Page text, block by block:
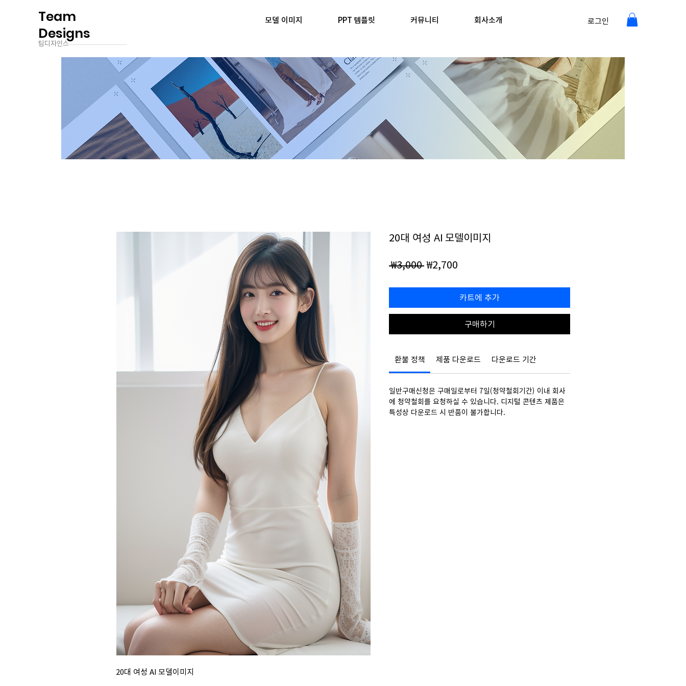
Team
Designs
팀디자인스
모델 이미지 PPT 템플릿 커뮤니티 회사소개 로그인
20대 여성 AI 모델이미지
20대 여성 AI 모델이미지
₩3,000 일
가
₩2,700
가
카트에 추가
구매하기
환불 정책 제품 다운로드 다운로드 기간
일반구매신청은 구매일로부터 7일(청약철회기간) 이내 회사
에 청약철회를 요청하실 수 있습니다. 디지털 콘텐츠 제품은
특성상 다운로드 시 반품이 불가합니다.